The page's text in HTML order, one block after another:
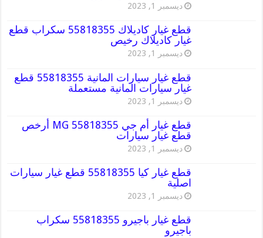
ديسمبر 1, 2023
قطع غيار كاديلاك 55818355 سكراب قطع
غيار كاديلاك رخيص
ديسمبر 1, 2023
قطع غيار سيارات المانية 55818355 قطع
غيار سيارات المانية مستعملة
ديسمبر 1, 2023
قطع غيار أم جي MG 55818355 أرخص
قطع غيار سيارات
ديسمبر 1, 2023
قطع غيار كيا 55818355 قطع غيار سيارات
اصلية
ديسمبر 1, 2023
قطع غيار باجيرو 55818355 سكراب
باجيرو